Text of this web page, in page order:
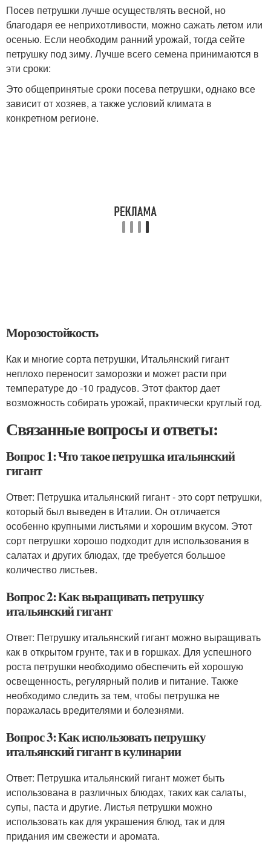
Посев петрушки лучше осуществлять весной, но
благодаря ее неприхотливости, можно сажать летом или
осенью. Если необходим ранний урожай, тогда сейте
петрушку под зиму. Лучше всего семена принимаются в
эти сроки:
Это общепринятые сроки посева петрушки, однако все
зависит от хозяев, а также условий климата в
конкретном регионе.
Морозостойкость
Как и многие сорта петрушки, Итальянский гигант
неплохо переносит заморозки и может расти при
температуре до -10 градусов. Этот фактор дает
возможность собирать урожай, практически круглый год.
Связанные вопросы и ответы:
Вопрос 1: Что такое петрушка итальянский
гигант
Ответ: Петрушка итальянский гигант - это сорт петрушки,
который был выведен в Италии. Он отличается
особенно крупными листьями и хорошим вкусом. Этот
сорт петрушки хорошо подходит для использования в
салатах и других блюдах, где требуется большое
количество листьев.
Вопрос 2: Как выращивать петрушку
итальянский гигант
Ответ: Петрушку итальянский гигант можно выращивать
как в открытом грунте, так и в горшках. Для успешного
роста петрушки необходимо обеспечить ей хорошую
освещенность, регулярный полив и питание. Также
необходимо следить за тем, чтобы петрушка не
поражалась вредителями и болезнями.
Вопрос 3: Как использовать петрушку
итальянский гигант в кулинарии
Ответ: Петрушка итальянский гигант может быть
использована в различных блюдах, таких как салаты,
супы, паста и другие. Листья петрушки можно
использовать как для украшения блюд, так и для
придания им свежести и аромата.